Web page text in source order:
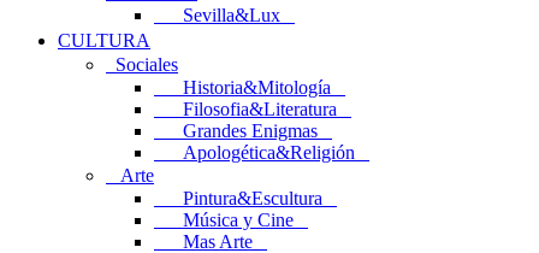
Sevilla&Lux
CULTURA
Sociales
Historia&Mitología
Filosofia&Literatura
Grandes Enigmas
Apologética&Religión
Arte
Pintura&Escultura
Música y Cine
Mas Arte